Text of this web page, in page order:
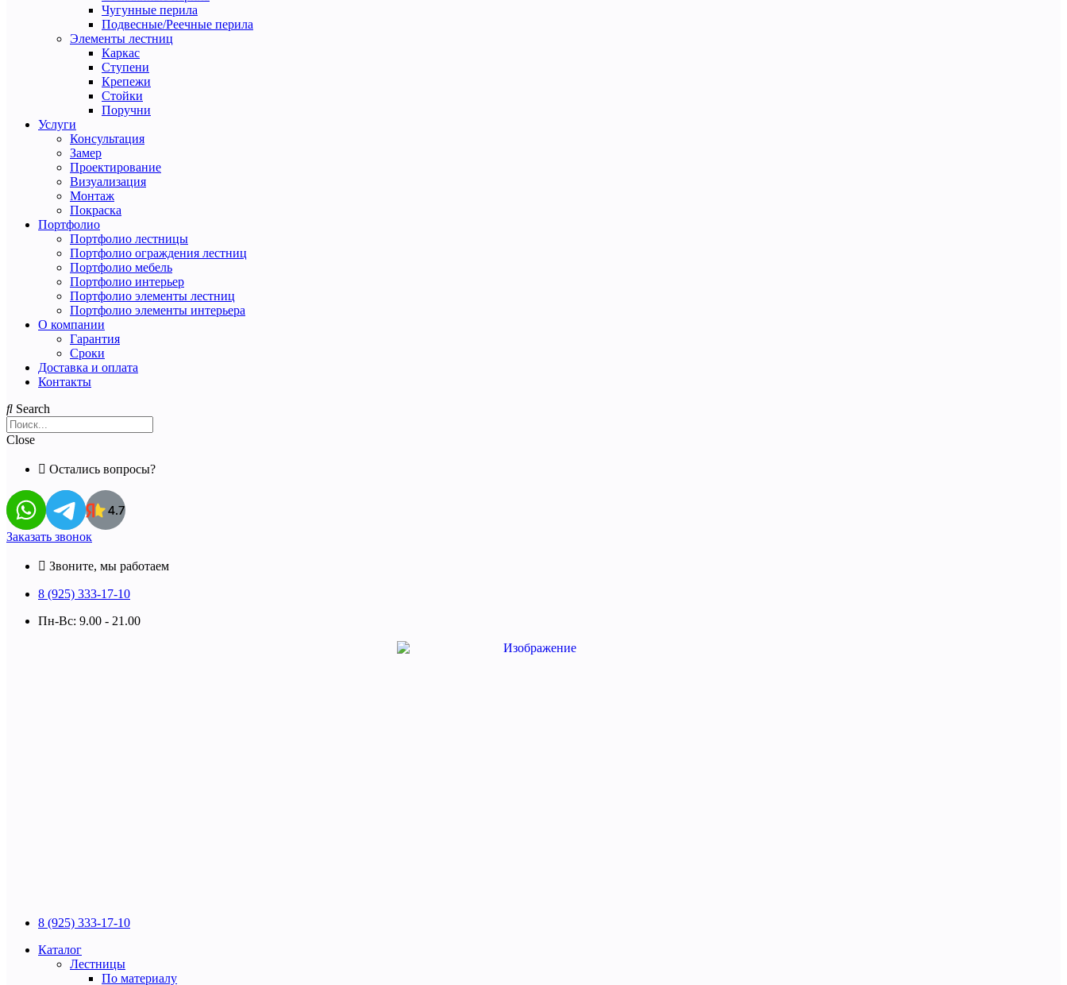
Чугунные перила
Подвесные/Реечные перила
Элементы лестниц
Каркас
Ступени
Крепежи
Стойки
Поручни
Услуги
Консультация
Замер
Проектирование
Визуализация
Монтаж
Покраска
Портфолио
Портфолио лестницы
Портфолио ограждения лестниц
Портфолио мебель
Портфолио интерьер
Портфолио элементы лестниц
Портфолио элементы интерьера
О компании
Гарантия
Сроки
Доставка и оплата
Контакты
Search
Close
Остались вопросы?
Заказать звонок
Звоните, мы работаем
8 (925) 333-17-10
Пн-Вс: 9.00 - 21.00
8 (925) 333-17-10
Каталог
Лестницы
По материалу